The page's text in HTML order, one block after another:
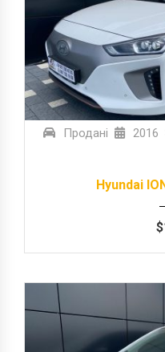
Продані 2016
Hyundai
$